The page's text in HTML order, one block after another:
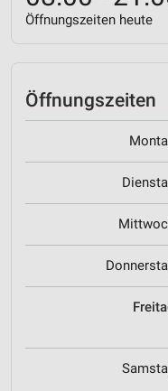
Öffnungszeiten heute
Öffnungszeiten